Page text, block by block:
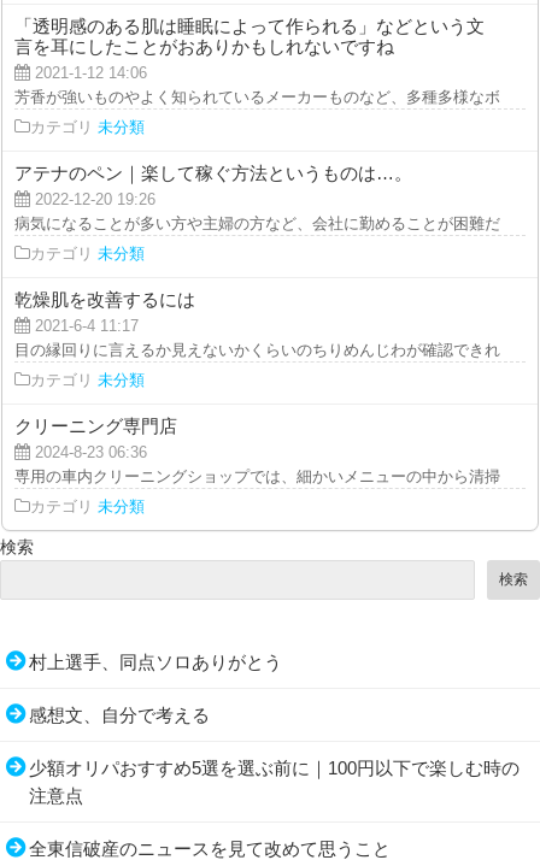
「透明感のある肌は睡眠によって作られる」などという文
言を耳にしたことがおありかもしれないですね
2021-1-12 14:06
芳香が強いものやよく知られているメーカーものなど、多種多様なボディ
カテゴリ 未分類
アテナのペン｜楽して稼ぐ方法というものは…。
2022-12-20 19:26
病気になることが多い方や主婦の方など、会社に勤めることが困難だと言
カテゴリ 未分類
乾燥肌を改善するには
2021-6-4 11:17
目の縁回りに言えるか見えないかくらいのちりめんじわが確認できれば、
カテゴリ 未分類
クリーニング専門店
2024-8-23 06:36
専用の車内クリーニングショップでは、細かいメニューの中から清掃内容
カテゴリ 未分類
検索
検索
村上選手、同点ソロありがとう
感想文、自分で考える
少額オリパおすすめ5選を選ぶ前に｜100円以下で楽しむ時の
注意点
全東信破産のニュースを見て改めて思うこと